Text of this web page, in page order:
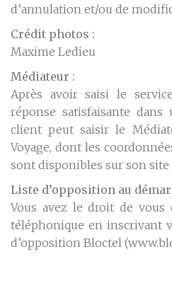
d’annulation et/ou de
Crédit photos :
Maxime Ledieu
Médiateur :
Après avoir saisi le
réponse satisfaisante
client peut saisir le
Voyage, dont les
sont disponibles sur son site
Liste d’opposition au
Vous avez le droit de vous
téléphonique en inscrivant
d’opposition Bloctel